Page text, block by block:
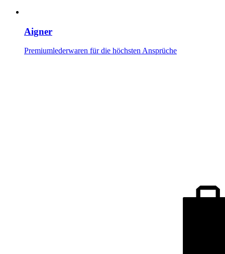
Aigner
Premiumlederwaren für die höchsten Ansprüche